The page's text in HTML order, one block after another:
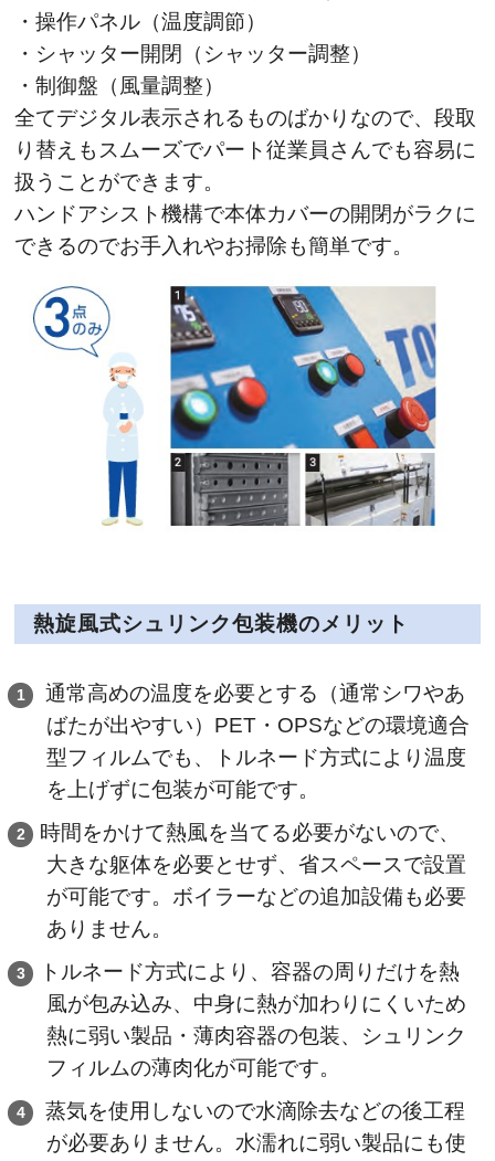
・操作パネル（温度調節）
・シャッター開閉（シャッター調整）
・制御盤（風量調整）
全てデジタル表示されるものばかりなので、段取
り替えもスムーズでパート従業員さんでも容易に
扱うことができます。
ハンドアシスト機構で本体カバーの開閉がラクに
できるのでお手入れやお掃除も簡単です。
熱旋風式シュリンク包装機のメリット
通常高めの温度を必要とする（通常シワやあ
ばたが出やすい）PET・OPSなどの環境適合
型フィルムでも、トルネード方式により温度
を上げずに包装が可能です。
時間をかけて熱風を当てる必要がないので、
大きな躯体を必要とせず、省スペースで設置
が可能です。ボイラーなどの追加設備も必要
ありません。
トルネード方式により、容器の周りだけを熱
風が包み込み、中身に熱が加わりにくいため
熱に弱い製品・薄肉容器の包装、シュリンク
フィルムの薄肉化が可能です。
蒸気を使用しないので水滴除去などの後工程
が必要ありません。水濡れに弱い製品にも使